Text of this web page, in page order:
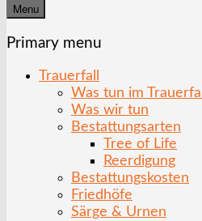
Menu
Primary menu
Trauerfall
Was tun im Trauerfall
Was wir tun
Bestattungsarten
Tree of Life
Reerdigung
Bestattungskosten
Friedhöfe
Särge & Urnen